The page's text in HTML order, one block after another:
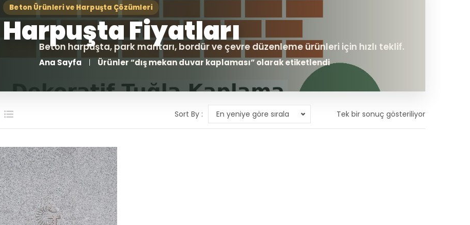
Ana Sayfa Ürünler “dış mekan duvar kaplaması” olarak etiketlendi
Tek bir sonuç gösteriliyor
Sort By : En yeniye göre sırala